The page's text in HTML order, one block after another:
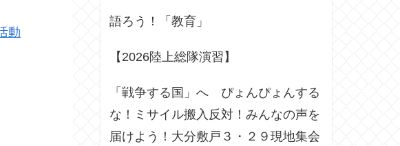
動
語ろう！「教育」
【2026陸上総隊演習】
「戦争する国」へ ぴょんぴょんする
な！ミサイル搬入反対！みんなの声を
届けよう！大分敷戸３・２９現地集会